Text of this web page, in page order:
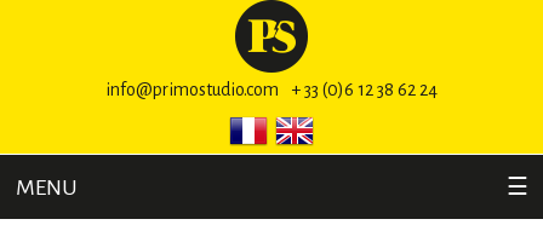
info@primostudio.com + 33 (0)6 12 38 62 24
MENU ☰